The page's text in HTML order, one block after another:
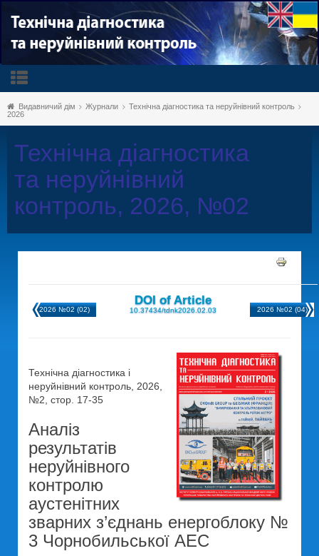
Видавничий дім Журнали
Технічна діагностика та неруйнівний контроль
2026
Технічна діагностика
та неруйнівний
контроль, 2026, №02
2026 №02 (02)
DOI of Article
10.37434/tdnk2026.02.03 2026 №02 (04)
Технічна діагностика і
неруйнівний контроль, 2026,
№2, стор. 17-35
Аналіз
результатів
неруйнівного
контролю
аустенітних
зварних з’єднань енергоблоку №
3 Чорнобильської АЕС